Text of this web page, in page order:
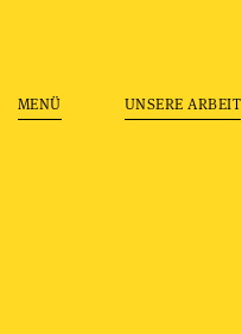
MENÜ UNSERE ARBEIT